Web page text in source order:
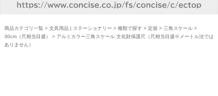
商品カテゴリ一覧 > 文具用品 | ステーショナリー > 種類で探す> 定規 > 三角スケール>
30cm（尺相当目盛）
> アルミカラー三角スケール 文化財保護尺（尺相当目盛※メートル法では
ありません）